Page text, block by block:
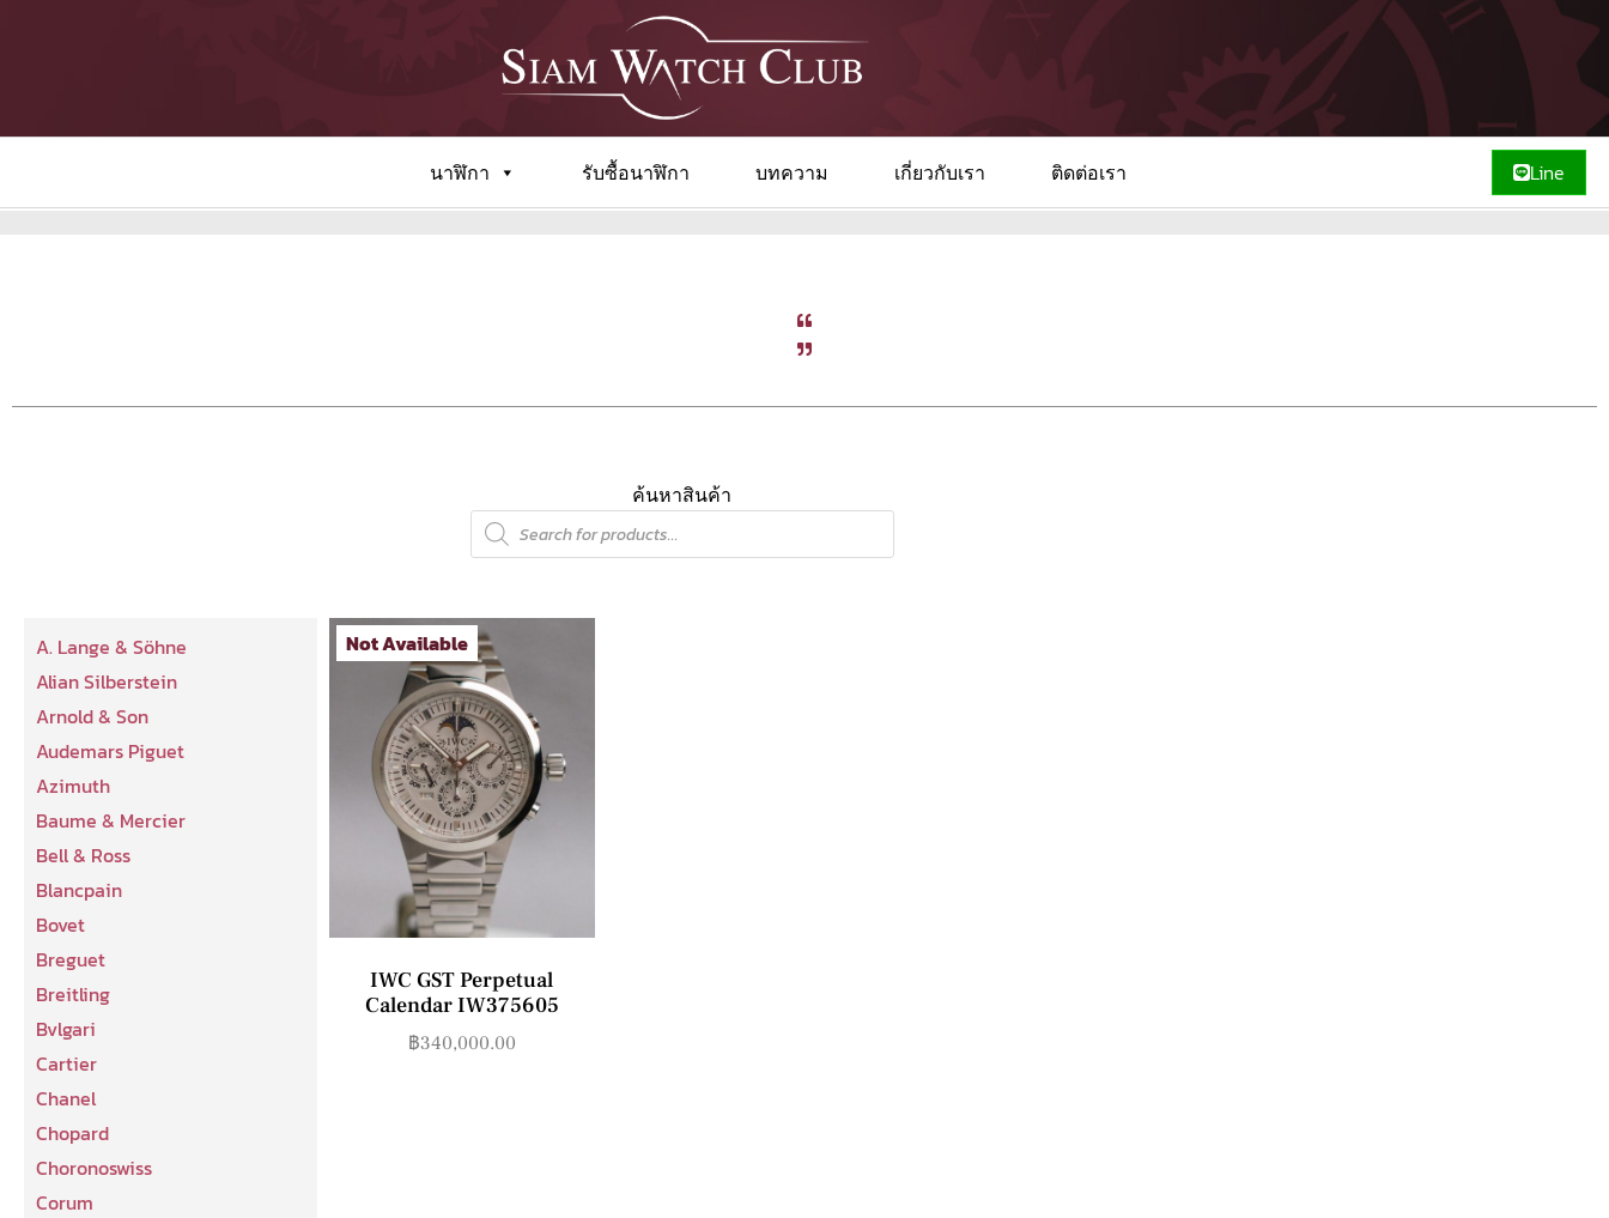
นาฬิกา รับซื้อนาฬิกา บทความ เกี่ยวกับเรา ติดต่อเรา Line
ค้นหาสินค้า
A. Lange & Söhne
Alian Silberstein
Arnold & Son
Audemars Piguet
Azimuth
Baume & Mercier
Bell & Ross
Blancpain
Bovet
Breguet
Breitling
Bvlgari
Cartier
Chanel
Chopard
Choronoswiss
Corum
Not Available
IWC GST Perpetual
Calendar IW375605
฿340,000.00